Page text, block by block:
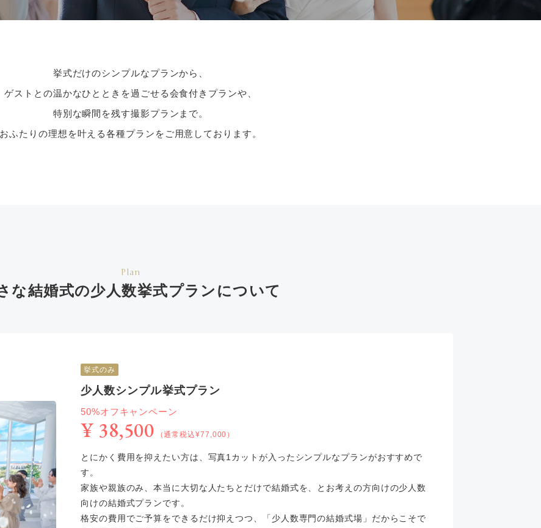
挙式だけのシンプルなプランから、
ゲストとの温かなひとときを過ごせる会食付きプランや、
特別な瞬間を残す撮影プランまで。
おふたりの理想を叶える各種プランをご用意しております。
Plan
な結婚式の少人数挙式プランについて
挙式のみ
少人数シンプル挙式プラン
50%オフキャンペーン
¥ 38,500 （通常税込¥77,000）
とにかく費用を抑えたい方は、写真1カットが入ったシンプルなプランがおすすめで
す。
家族や親族のみ、本当に大切な人たちとだけで結婚式を、とお考えの方向けの少人数
向けの結婚式プランです。
格安の費用でご予算をできるだけ抑えつつ、「少人数専門の結婚式場」だからこそで